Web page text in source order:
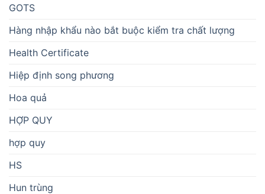
GOTS
Hàng nhập khẩu nào bắt buộc kiểm tra chất lượng
Health Certificate
Hiệp định song phương
Hoa quả
HỢP QUY
hợp quy
HS
Hun trùng